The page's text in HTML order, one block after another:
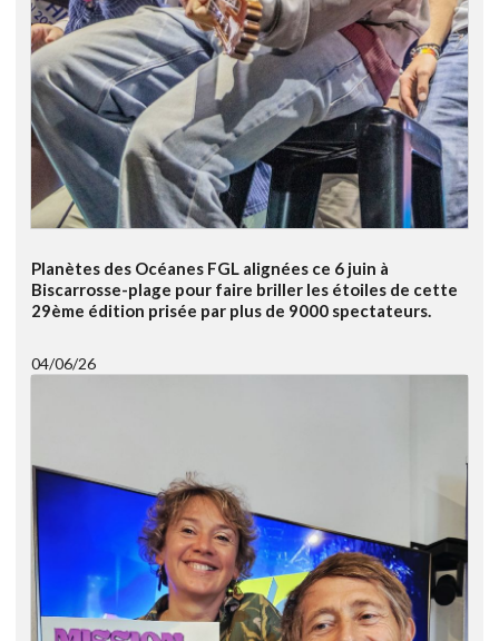
Planètes des Océanes FGL alignées ce 6 juin à
Biscarrosse-plage pour faire briller les étoiles de cette
29ème édition prisée par plus de 9000 spectateurs.
04/06/26